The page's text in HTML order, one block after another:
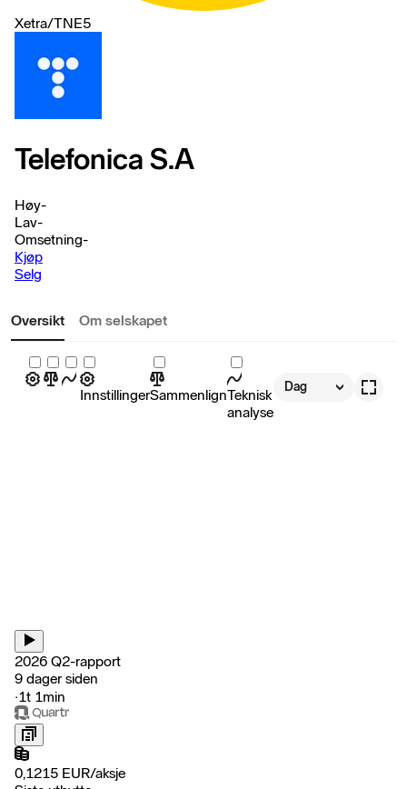
Xetra/TNE5
Telefonica S.A
Høy-
Lav-
Omsetning-
Kjøp
Selg
Oversikt Om selskapet
InnstillingerSammenlignTeknisk
analyse
Dag
2026 Q2-rapport
9 dager siden
‧1t 1min
0,1215 EUR/aksje